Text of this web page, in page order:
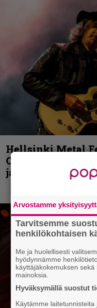
Hellsinki Metal
Opeth,
ja muita
Arvostamme
Tarvitsemme
henkilökohtaisen
Me ja huolellisesti
hyödynnämme
käyttäjäkokemuksen
mainoksia.
Hyväksymällä suostut
Käytämme